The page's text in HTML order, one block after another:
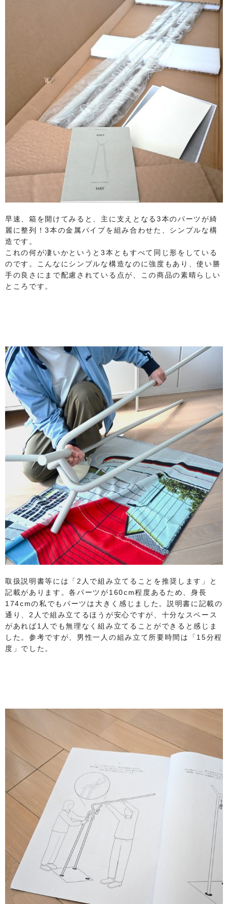
早速、箱を開けてみると、主に支えとなる3本のパーツが綺
麗に整列！3本の金属パイプを組み合わせた、シンプルな構
造です。
これの何が凄いかというと3本ともすべて同じ形をしている
のです。こんなにシンプルな構造なのに強度もあり、使い勝
手の良さにまで配慮されている点が、この商品の素晴らしい
ところです。
取扱説明書等には「2人で組み立てることを推奨します」と
記載があります。各パーツが160cm程度あるため、身長
174cmの私でもパーツは大きく感じました。説明書に記載の
通り、2人で組み立てるほうが安心ですが、十分なスペース
があれば1人でも無理なく組み立てることができると感じま
した。参考ですが、男性一人の組み立て所要時間は「15分程
度」でした。